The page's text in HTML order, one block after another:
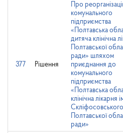
377 Рішення
Про
комунального
підприємства
«Полтавська
дитяча клінічна
Полтавської
ради» шляхом
приєднання до
комунального
підприємства
«Полтавська
клінічна лікарня
Скліфосовського
Полтавської
ради»